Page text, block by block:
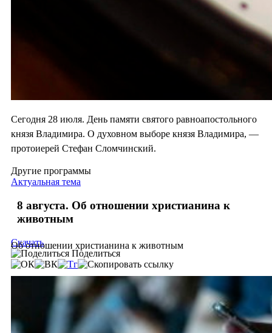
Сегодня 28 июля. День памяти святого равноапостольного
князя Владимира. О духовном выборе князя Владимира, —
протоиерей Стефан Сломчинский.
Другие программы
Актуальная тема
8 августа. Об отношении христианина к
животным
Об отношении христианина к животным
Скачать
Поделиться